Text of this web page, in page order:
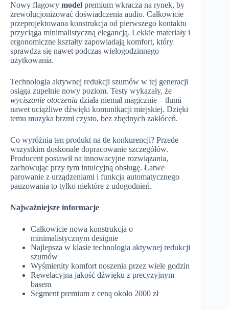
Nowy flagowy model premium wkracza na rynek, by
zrewolucjonizować doświadczenia audio. Całkowicie
przeprojektowana konstrukcja od pierwszego kontaktu
przyciąga minimalistyczną elegancją. Lekkie materiały i
ergonomiczne kształty zapowiadają komfort, który
sprawdza się nawet podczas wielogodzinnego
użytkowania.
Technologia aktywnej redukcji szumów w tej generacji
osiąga zupełnie nowy poziom. Testy wykazały, że
wyciszanie otoczenia działa niemal magicznie – tłumi
nawet uciążliwe dźwięki komunikacji miejskiej. Dzięki
temu muzyka brzmi czysto, bez zbędnych zakłóceń.
Co wyróżnia ten produkt na tle konkurencji? Przede
wszystkim doskonałe dopracowanie szczegółów.
Producent postawił na innowacyjne rozwiązania,
zachowując przy tym intuicyjną obsługę. Łatwe
parowanie z urządzeniami i funkcja automatycznego
pauzowania to tylko niektóre z udogodnień.
Najważniejsze informacje
Całkowicie nowa konstrukcja o
minimalistycznym designie
Najlepsza w klasie technologia aktywnej redukcji
szumów
Wyśmienity komfort noszenia przez wiele godzin
Rewelacyjna jakość dźwięku z precyzyjnym
basem
Segment premium z ceną około 2000 zł